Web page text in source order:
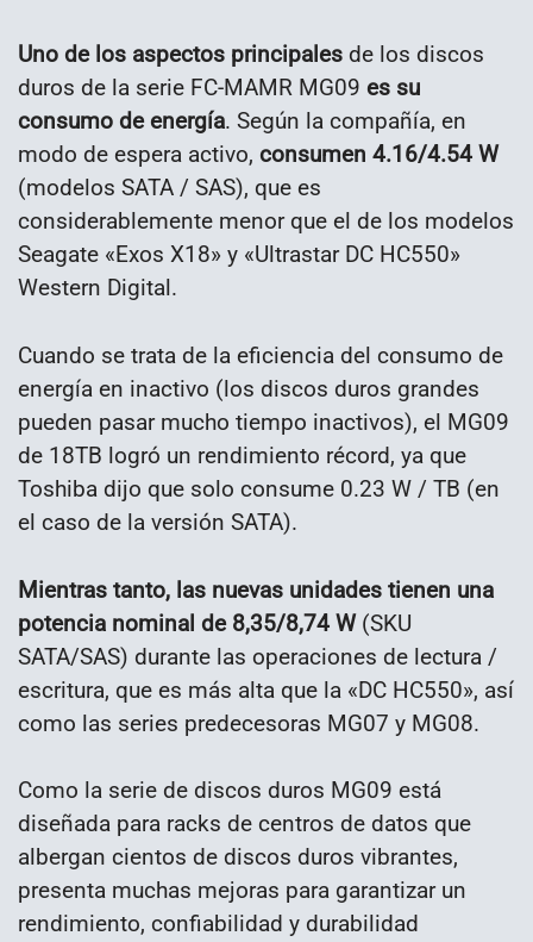
Uno de los aspectos principales de los discos
duros de la serie FC-MAMR MG09 es su
consumo de energía. Según la compañía, en
modo de espera activo, consumen 4.16/4.54 W
(modelos SATA / SAS), que es
considerablemente menor que el de los modelos
Seagate «Exos X18» y «Ultrastar DC HC550»
Western Digital.
Cuando se trata de la eficiencia del consumo de
energía en inactivo (los discos duros grandes
pueden pasar mucho tiempo inactivos), el MG09
de 18TB logró un rendimiento récord, ya que
Toshiba dijo que solo consume 0.23 W / TB (en
el caso de la versión SATA).
Mientras tanto, las nuevas unidades tienen una
potencia nominal de 8,35/8,74 W(SKU
SATA/SAS) durante las operaciones de lectura /
escritura, que es más alta que la «DC HC550», así
como las series predecesoras MG07 y MG08.
Como la serie de discos duros MG09 está
diseñada para racks de centros de datos que
albergan cientos de discos duros vibrantes,
presenta muchas mejoras para garantizar un
rendimiento, confiabilidad y durabilidad